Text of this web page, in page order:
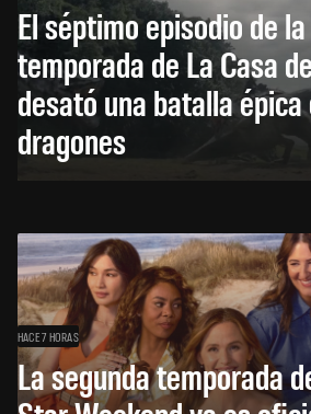
El séptimo episodio de
temporada de La Casa
desató una batalla
dragones
HACE 7 HORAS
La segunda temporada